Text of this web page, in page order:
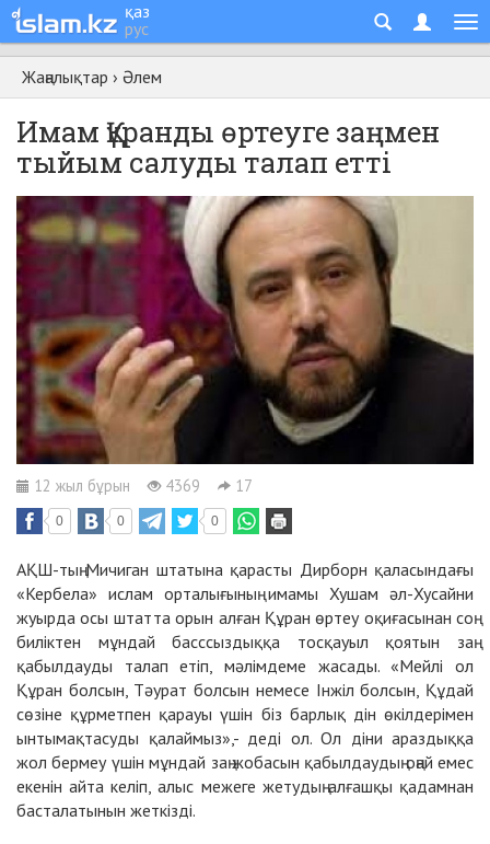
қаз
рус
Жаңалықтар › Әлем
Имам Құранды өртеуге заңмен
тыйым салуды талап етті
12 жыл бұрын 4369 17
0 0 0
АҚШ-тың Мичиган штатына қарасты Дирборн қаласындағы
«Кербела» ислам орталығының имамы Хушам әл-Хусайни
жуырда осы штатта орын алған Құран өртеу оқиғасынан соң
биліктен мұндай басссыздыққа тосқауыл қоятын заң
қабылдауды талап етіп, мәлімдеме жасады. «Мейлі ол
Құран болсын, Тәурат болсын немесе Інжіл болсын, Құдай
сөзіне құрметпен қарауы үшін біз барлық дін өкілдерімен
ынтымақтасуды қалаймыз»,- деді ол. Ол діни араздыққа
жол бермеу үшін мұндай заң жобасын қабылдаудың оңай емес
екенін айта келіп, алыс межеге жетудың алғашқы қадамнан
басталатынын жеткізді.